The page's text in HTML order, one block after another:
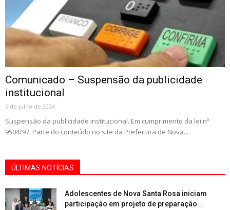
Comunicado – Suspensão da publicidade
institucional
5 de julho de 2024
Suspensão da publicidade institucional. Em cumprimento da lei nº
9504/97. Parte do conteúdo no site da Prefeitura de Nova...
ÚLTIMAS NOTÍCIAS
Adolescentes de Nova Santa Rosa iniciam
participação em projeto de preparação...